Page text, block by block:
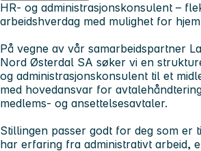
HR- og administrasjonskonsulent –
arbeidshverdag med mulighet for
På vegne av vår samarbeidspartner
Nord Østerdal SA søker vi en
og administrasjonskonsulent til et
med hovedansvar for
medlems- og ansettelsesavtaler.
Stillingen passer godt for deg som er
har erfaring fra administrativt arbeid,